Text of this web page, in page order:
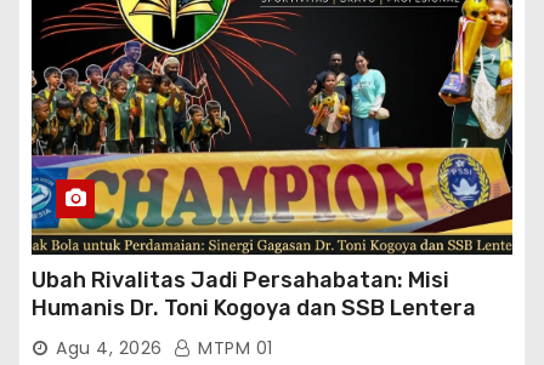
Ubah Rivalitas Jadi Persahabatan: Misi
Humanis Dr. Toni Kogoya dan SSB Lentera
TimurAgu 4, 2026 MTPM 01